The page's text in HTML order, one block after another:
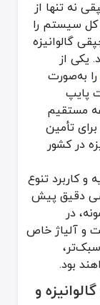
انتخاب
صنعتی نادیده
قیمت نهایی
فنی، سابقه
بررسی شوند:
چپقی
می‌توان فهمید
و اطمینان از
قابل اتکای
نه تنها از
کل سیستم را
گالوانیزه
یکی از
را به‌صورت
پایپ
مستقیم
تأمین
در کشور
و کاربرد تنوع
دقیق پیش
در
و آلیاژ خاص
بود.
و